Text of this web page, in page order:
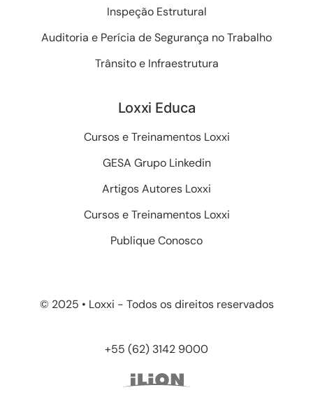
Inspeção Estrutural
Auditoria e Perícia de Segurança no Trabalho
Trânsito e Infraestrutura
Loxxi Educa
Cursos e Treinamentos Loxxi
GESA Grupo Linkedin
Artigos Autores Loxxi
Cursos e Treinamentos Loxxi
Publique Conosco
© 2025 • Loxxi - Todos os direitos reservados
+55 (62) 3142 9000